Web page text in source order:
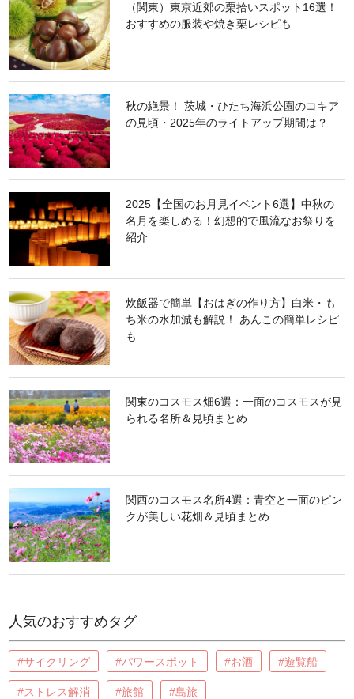
（関東）東京近郊の栗拾いスポット16選！
おすすめの服装や焼き栗レシピも
秋の絶景！ 茨城・ひたち海浜公園のコキア
の見頃・2025年のライトアップ期間は？
2025【全国のお月見イベント6選】中秋の
名月を楽しめる！幻想的で風流なお祭りを
紹介
炊飯器で簡単【おはぎの作り方】白米・も
ち米の水加減も解説！ あんこの簡単レシピ
も
関東のコスモス畑6選：一面のコスモスが見
られる名所＆見頃まとめ
関西のコスモス名所4選：青空と一面のピン
クが美しい花畑＆見頃まとめ
人気のおすすめタグ
#サイクリング #パワースポット #お酒 #遊覧船
#ストレス解消 #旅館 #島旅